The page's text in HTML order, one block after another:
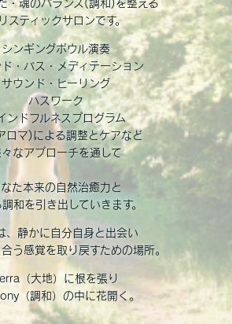
・魂のバランス(調和)を整える
スティックサロンです。
シンギングボウル演奏
・バス・メディテーション
サウンド・ヒーリング
ハスワーク
ンドフルネスプログラム
ロマ)による調整とケアなど
なアプローチを通して
た本来の自然治癒力と
和を引き出していきます。
、静かに自分自身と出会い
う感覚を取り戻すための場所。
（大地）に根を張り
（調和）の中に花開く。